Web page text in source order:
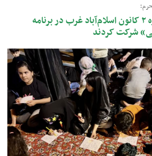
اعضای مرکز شماره ۲ کانون اسلام‌آباد غرب در برنامه
شرکت کردند